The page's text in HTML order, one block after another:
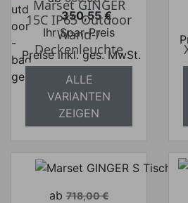
Preis
350,55 €
Ihr Spar-Preis
Preise inkl. ges. MwSt.
absolut
versandkostenfrei
Marset GINGER
15C IP65 Outdoor
Wand-/
Deckenleuchte
ALLE
VARIANTEN
ZEIGEN
Verkaufspreis
ab 718,00 €